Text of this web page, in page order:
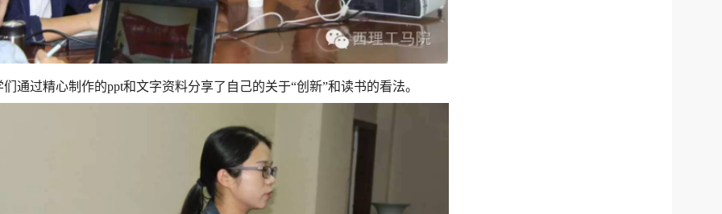
们通过精心制作的ppt和文字资料分享了自己的关于“创新”和读书的看法。